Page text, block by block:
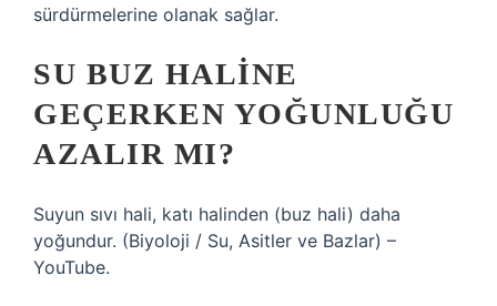
sürdürmelerine olanak sağlar.
SU BUZ HALINE
GEÇERKEN YOĞUNLUĞU
AZALIR MI?
Suyun sıvı hali, katı halinden (buz hali) daha
yoğundur. (Biyoloji / Su, Asitler ve Bazlar) –
YouTube.